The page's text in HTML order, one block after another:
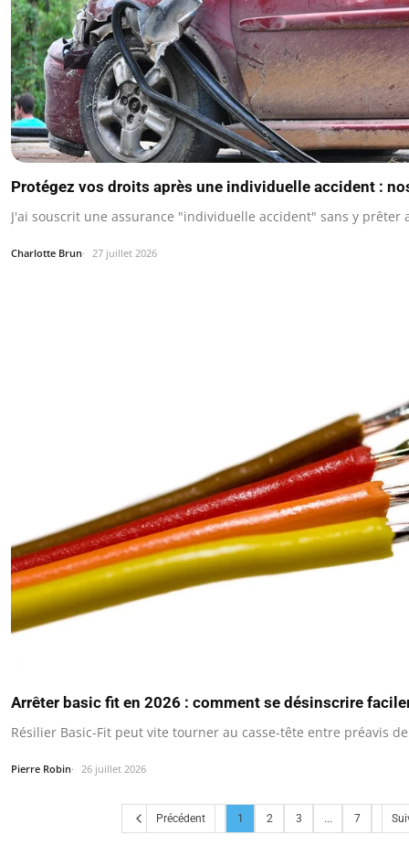
Protégez vos droits après une individuelle accident :
J'ai souscrit une assurance "individuelle accident" sans y
Charlotte Brun 27 juillet 2026
Arrêter basic fit en 2026 : comment se désinscrire
Résilier Basic-Fit peut vite tourner au casse-tête entre préavis
Pierre Robin 26 juillet 2026
Précédent 1 2 3 ... 7